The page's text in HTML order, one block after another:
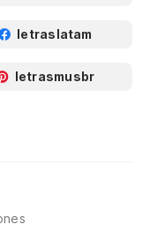
letraslatam
letrasmusbr